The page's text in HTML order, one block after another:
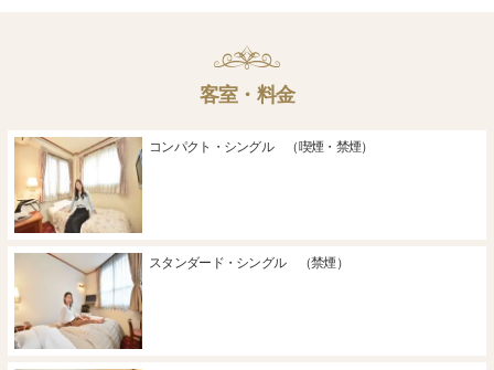
客室・料金
コンパクト・シングル （喫煙・禁煙）
スタンダード・シングル （禁煙）